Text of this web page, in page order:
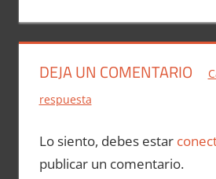
DEJA UN COMENTARIO
respuesta
Lo siento, debes estar
publicar un comentario.